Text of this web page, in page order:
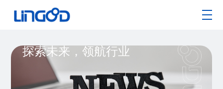
探索未来，领航行业